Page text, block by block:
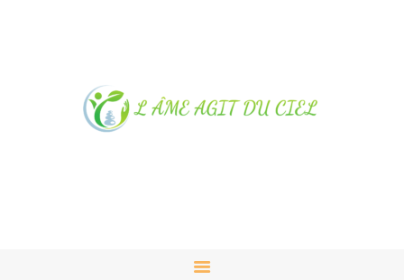
NOTRE MAGASIN À
ALBUSSAC